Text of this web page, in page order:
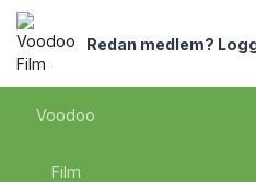
Redan medlem?
Voodoo
Film